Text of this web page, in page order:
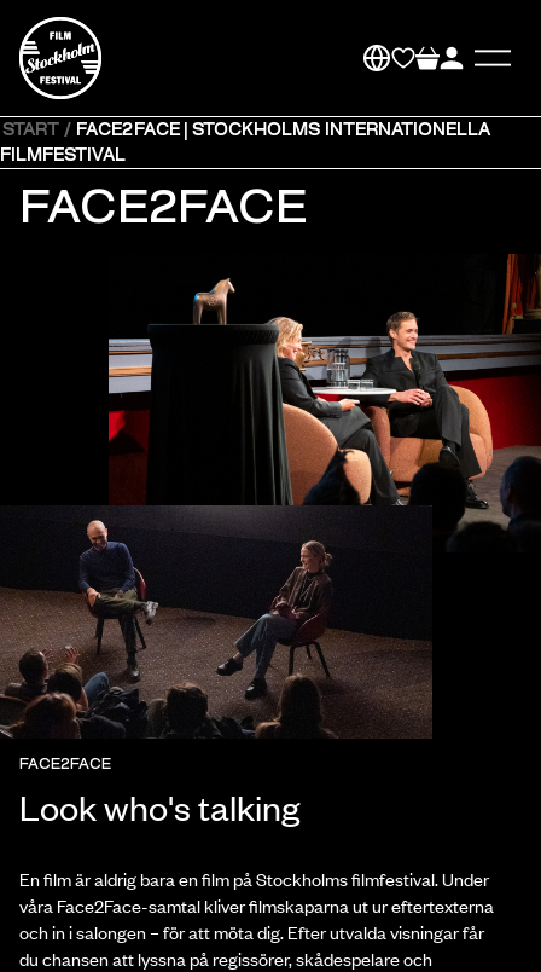
START / FACE2FACE | STOCKHOLMS INTERNATIONELLA
FILMFESTIVAL
FACE2FACE
FACE2FACE
Look who's talking
En film är aldrig bara en film på Stockholms filmfestival. Under
våra Face2Face-samtal kliver filmskaparna ut ur eftertexterna
och in i salongen – för att möta dig. Efter utvalda visningar får
du chansen att lyssna på regissörer, skådespelare och